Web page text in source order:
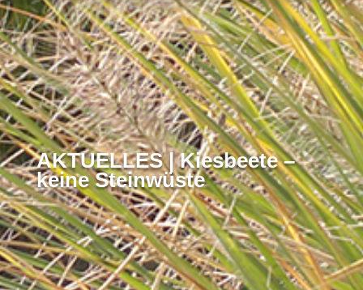
AKTUELLES | Kiesbeete –
keine Steinwüste